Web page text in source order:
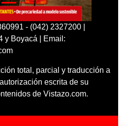
- (042) 2327200 |
y Boyacá | Email:
total, parcial y traducción a
escrita de su
de Vistazo.com.